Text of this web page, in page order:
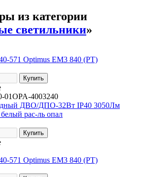
из категории
светильники»
571 Optimus EM3 840 (PТ)
01OPA-4003240
ДВО/ДПО-32Вт IP40 3050Лм
рас-ль опал
571 Optimus EM3 840 (PТ)